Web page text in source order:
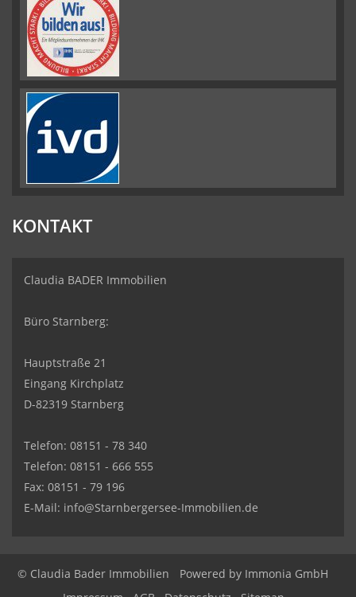
KONTAKT
Claudia BADER Immobilien
Büro Starnberg:
Hauptstraße 21
Eingang Kirchplatz
D-82319 Starnberg
Telefon: 08151 - 78 340
Telefon: 08151 - 666 555
Fax: 08151 - 79 196
E-Mail: info@Starnbergersee-Immobilien.de
© Claudia Bader Immobilien Powered by Immonia GmbH